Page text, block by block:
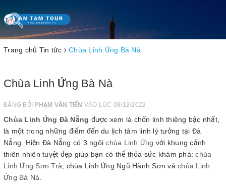
Toggle
navigation
Trang chủ Tin tức Chùa Linh Ứng Bà Nà
Chùa Linh Ứng Bà Nà
ĐĂNG BỞI PHẠM VĂN TIẾN VÀO LÚC 08/12/2022
Chùa Linh Ứng Đà Nẵng được xem là chốn linh thiêng bậc nhất,
là một trong những điểm đến du lịch tâm linh lý tưởng tại Đà
Nẵng. Hiện Đà Nẵng có 3 ngôichùa Linh Ứng với khung cảnh
thiên nhiên tuyệt đẹp giúp bạn có thể thỏa sức khám phá:chùa
Linh Ứng Sơn Trà , chùa Linh Ứng Ngũ Hành Sơn và chùa Linh
Ứng Bà Nà